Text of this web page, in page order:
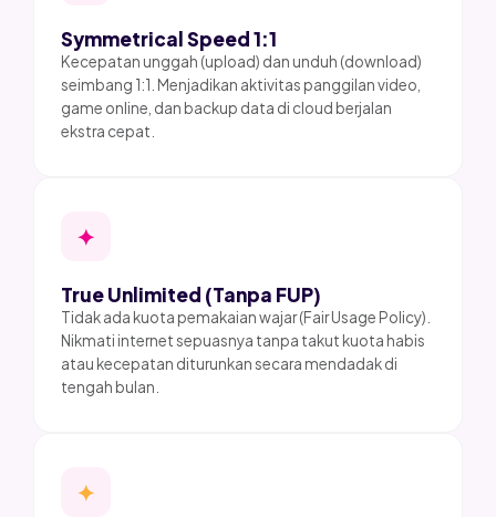
Symmetrical Speed 1:1
Kecepatan unggah (upload) dan unduh (download)
seimbang 1:1. Menjadikan aktivitas panggilan video,
game online, dan backup data di cloud berjalan
ekstra cepat.
✦
True Unlimited (Tanpa FUP)
Tidak ada kuota pemakaian wajar (Fair Usage Policy).
Nikmati internet sepuasnya tanpa takut kuota habis
atau kecepatan diturunkan secara mendadak di
tengah bulan.
✦